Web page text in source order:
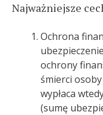
Najważniejsze
Ochrona
ochrony
śmierci
wypłaca
(sumę